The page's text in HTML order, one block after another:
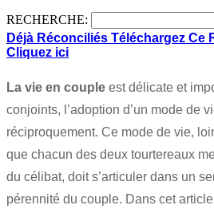
RECHERCHE:
Déjà Réconciliés Téléchargez Ce
Cliquez ici
La vie en couple est délicate et
conjoints, l’adoption d’un mode de
réciproquement. Ce mode de vie,
que chacun des deux tourtereaux
du célibat, doit s’articuler dans un
pérennité du couple. Dans cet